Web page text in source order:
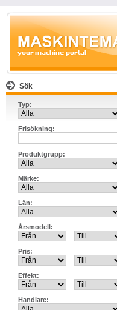
Sök
Typ:
Frisökning:
Produktgrupp:
Märke:
Län:
Årsmodell:
Pris:
Effekt:
Handlare: